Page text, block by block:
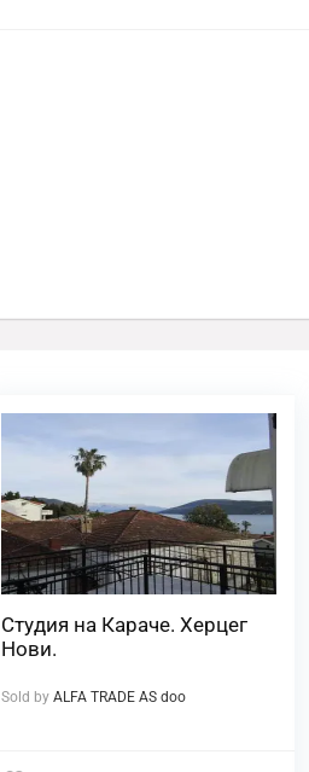
Студия на Караче. Херцег
Нови.
Sold by ALFA TRADE AS doo